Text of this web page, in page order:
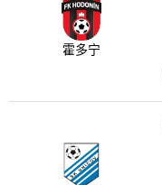
霍多宁